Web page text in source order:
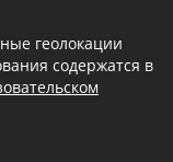
геолокации
содержатся в